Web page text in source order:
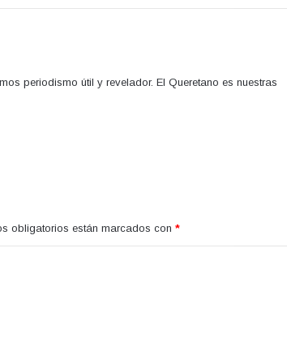
periodismo útil y revelador. El Queretano es nuestras
obligatorios están marcados con *